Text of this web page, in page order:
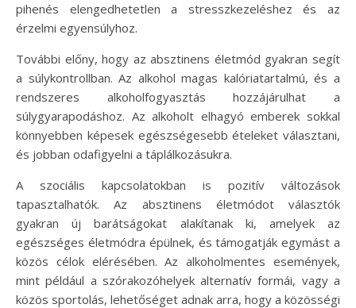
pihenés elengedhetetlen a stresszkezeléshez és az
érzelmi egyensúlyhoz.
További előny, hogy az absztinens életmód gyakran segít
a súlykontrollban. Az alkohol magas kalóriatartalmú, és a
rendszeres alkoholfogyasztás hozzájárulhat a
súlygyarapodáshoz. Az alkoholt elhagyó emberek sokkal
könnyebben képesek egészségesebb ételeket választani,
és jobban odafigyelni a táplálkozásukra.
A szociális kapcsolatokban is pozitív változások
tapasztalhatók. Az absztinens életmódot választók
gyakran új barátságokat alakítanak ki, amelyek az
egészséges életmódra épülnek, és támogatják egymást a
közös célok elérésében. Az alkoholmentes események,
mint például a szórakozóhelyek alternatív formái, vagy a
közös sportolás, lehetőséget adnak arra, hogy a közösségi